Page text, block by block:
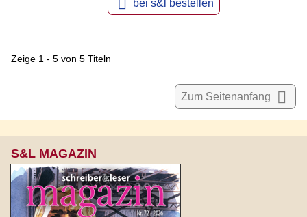
bei s&l bestellen
Zeige 1 - 5 von 5 Titeln
Zum Seitenanfang 
S&L MAGAZIN